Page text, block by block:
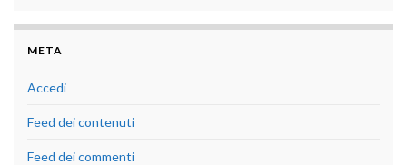
META
Accedi
Feed dei contenuti
Feed dei commenti